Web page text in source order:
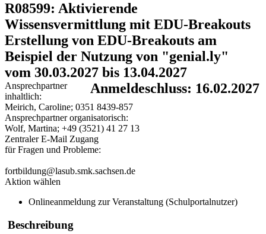
R08599: Aktivierende
Wissensvermittlung mit EDU-Breakouts
Erstellung von EDU-Breakouts am
Beispiel der Nutzung von "genial.ly"
vom 30.03.2027 bis 13.04.2027
Anmeldeschluss: 16.02.2027
Ansprechpartner
inhaltlich:
Meirich, Caroline; 0351 8439-857
Ansprechpartner organisatorisch:
Wolf, Martina; +49 (3521) 41 27 13
Zentraler E-Mail Zugang
für Fragen und Probleme:
fortbildung@lasub.smk.sachsen.de
Aktion wählen
Onlineanmeldung zur Veranstaltung (Schulportalnutzer)
Beschreibung